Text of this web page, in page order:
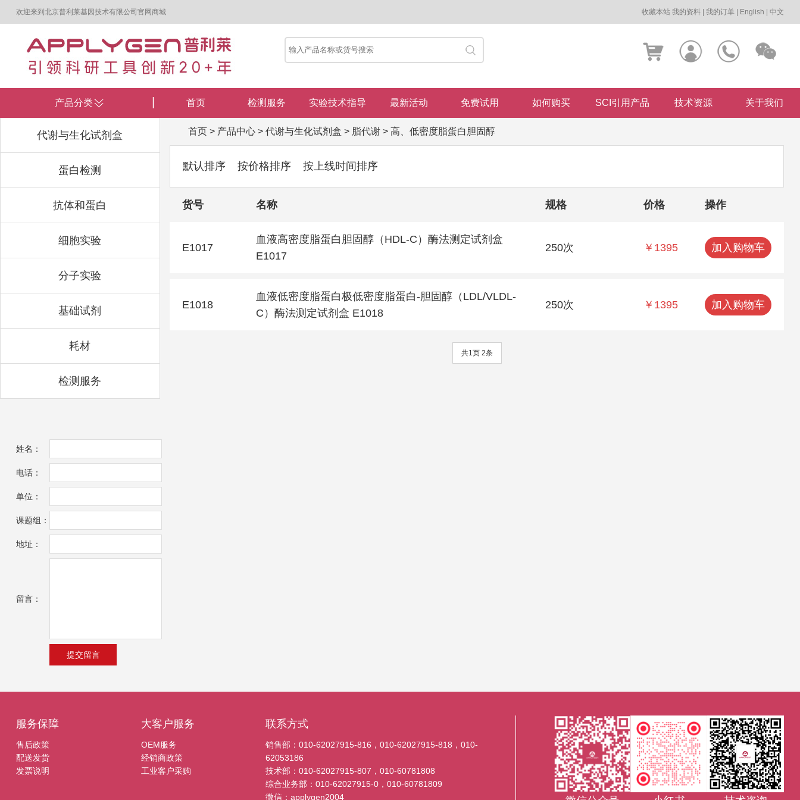
欢迎来到北京普利莱基因技术有限公司官网商城 收藏本站 我的资料 |我的订单 English |中文
产品分类
代谢与生化试剂盒
蛋白检测
抗体和蛋白
细胞实验
分子实验
基础试剂
耗材
检测服务
首页 检测服务 实验技术指导 最新活动 免费试用 如何购买 SCI引用产品 技术资源 关于我们
首页> 产品中心> 代谢与生化试剂盒 > 脂代谢> 高、低密度脂蛋白胆固醇
默认排序 按价格排序 按上线时间排序
货号 名称 规格 价格 操作
E1017
血液高密度脂蛋白胆固醇（HDL-C）酶法测定试剂盒
E1017
250次 ￥1395 加入购物车
E1018
血液低密度脂蛋白极低密度脂蛋白-胆固醇（LDL/VLDL-
C）酶法测定试剂盒 E1018
250次 ￥1395 加入购物车
共1页 2条
姓名：
电话：
单位：
课题组：
地址：
留言：
服务保障
售后政策
配送发货
发票说明
大客户服务
OEM服务
经销商政策
工业客户采购
联系方式
销售部：010-62027915-816，010-62027915-818，010-
62053186
技术部：010-62027915-807，010-60781808
综合业务部：010-62027915-0，010-60781809
微信：applygen2004